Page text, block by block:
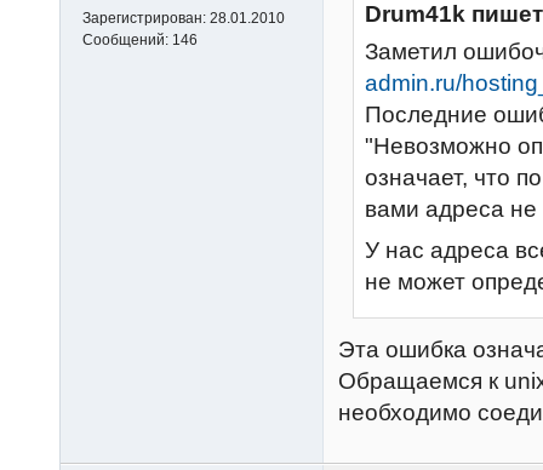
Зарегистрирован: 28.01.2010
Сообщений: 146
Drum41k
Заметил
admin.ru/
Последние
"Невозможно
означает, что
вами адреса не
У нас адреса
не может
Эта ошибка
Обращаемся к
необходимо